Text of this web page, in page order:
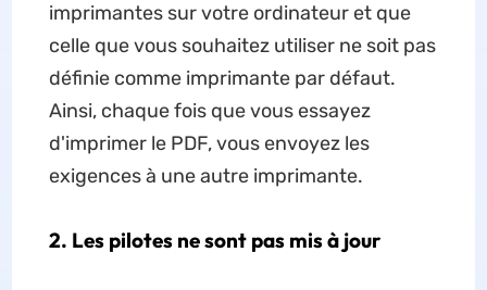
imprimantes sur votre ordinateur et que
celle que vous souhaitez utiliser ne soit pas
définie comme imprimante par défaut.
Ainsi, chaque fois que vous essayez
d'imprimer le PDF, vous envoyez les
exigences à une autre imprimante.
2. Les pilotes ne sont pas mis à jour